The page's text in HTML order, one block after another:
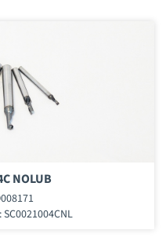
NOLUB